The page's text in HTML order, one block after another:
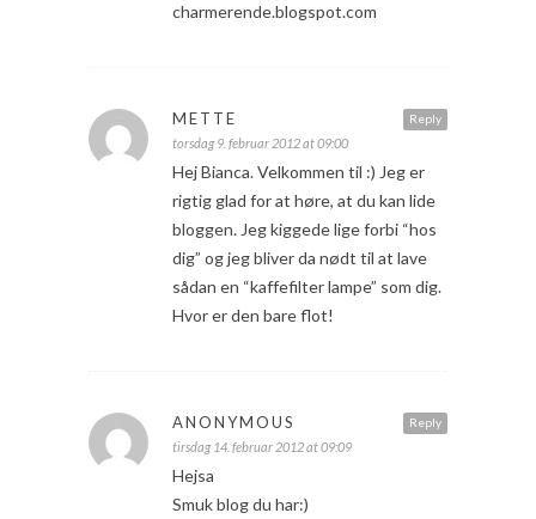
charmerende.blogspot.com
Reply
METTE
torsdag 9. februar 2012 at 09:00
Hej Bianca. Velkommen til :) Jeg er
rigtig glad for at høre, at du kan lide
bloggen. Jeg kiggede lige forbi “hos
dig” og jeg bliver da nødt til at lave
sådan en “kaffefilter lampe” som dig.
Hvor er den bare flot!
Reply
ANONYMOUS
tirsdag 14. februar 2012 at 09:09
Hejsa
Smuk blog du har:)